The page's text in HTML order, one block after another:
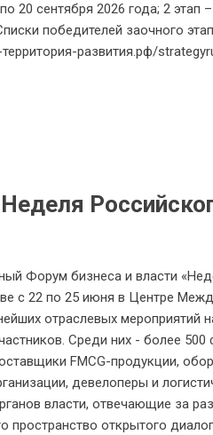
20 сентября 2026 года; 2 этап
победителей заочного
развития.рф/
Форум бизнеса и власти
с 22 по 25 июня в Центре
отраслевых мероприятий
Среди них - более
FMCG-продукции,
девелоперы и
власти, отвечающие за
пространство открытого